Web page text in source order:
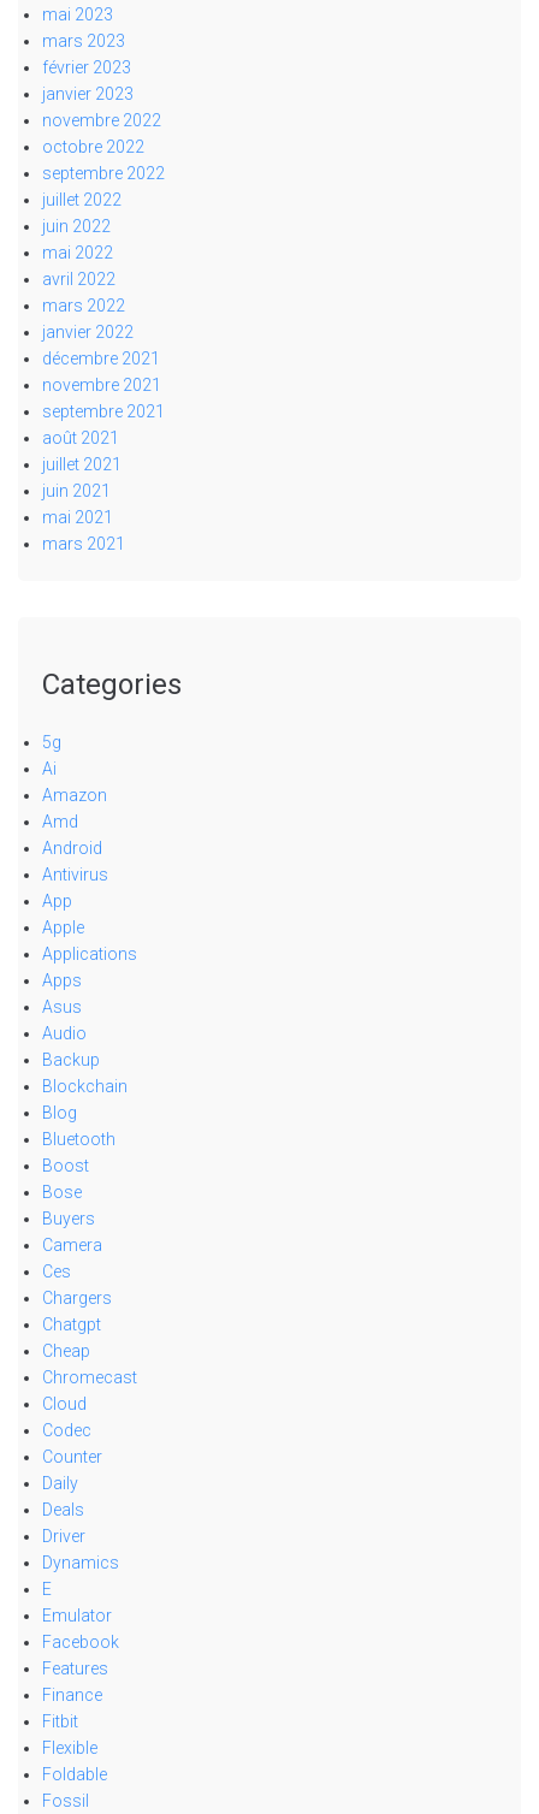
mai 2023
mars 2023
février 2023
janvier 2023
novembre 2022
octobre 2022
septembre 2022
juillet 2022
juin 2022
mai 2022
avril 2022
mars 2022
janvier 2022
décembre 2021
novembre 2021
septembre 2021
août 2021
juillet 2021
juin 2021
mai 2021
mars 2021
Categories
5g
Ai
Amazon
Amd
Android
Antivirus
App
Apple
Applications
Apps
Asus
Audio
Backup
Blockchain
Blog
Bluetooth
Boost
Bose
Buyers
Camera
Ces
Chargers
Chatgpt
Cheap
Chromecast
Cloud
Codec
Counter
Daily
Deals
Driver
Dynamics
E
Emulator
Facebook
Features
Finance
Fitbit
Flexible
Foldable
Fossil